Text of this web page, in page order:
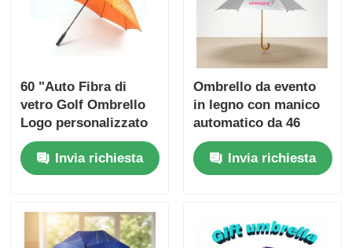
60 "Auto Fibra di
vetro Golf Ombrello
Logo personalizzato
per Nigeria Business
Gifts Invia richiesta
Ombrello da evento
in legno con manico
automatico da 46
pollici personalizzato
(protezione UV40+)
Invia richiesta